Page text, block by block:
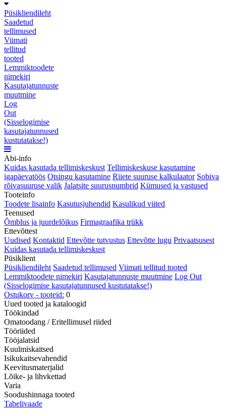
Püsikliendileht
Saadetud
tellimused
Viimati
tellitud
tooted
Lemmiktoodete
nimekiri
Kasutajatunnuste
muutmine
Log
Out
(Sisselogimise
kasutajatunnused
kustutatakse!)
Abi-info
Kuidas kasutada tellimiskeskust Tellimiskeskuse kasutamine
igapäevatöös Otsingu kasutamine Riiete suuruse kalkulaator Sobiva
rõivasuuruse valik Jalatsite suurusnumbrid Kümused ja vastused
Tooteinfo
Toodete lisainfo Kasutusjuhendid Kasulikud viited
Teenused
Õmblus ja juurdelõikus Firmagraafika trükk
Ettevõttest
Uudised Kontaktid Ettevõtte tutvustus Ettevõtte lugu Privaatsusest
Kuidas kasutada tellimiskeskust
Püsiklient
Püsikliendileht Saadetud tellimused Viimati tellitud tooted
Lemmiktoodete nimekiri Kasutajatunnuste muutmine Log Out
(Sisselogimise kasutajatunnused kustutatakse!)
Ostukorv - tooteid: 0
Uued tooted ja kataloogid
Töökindad
Omatoodang / Eritellimusel riided
Tööriided
Tööjalatsid
Kuulmiskaitsed
Isikukaitsevahendid
Keevitusmaterjalid
Lõike- ja lihvkettad
Varia
Soodushinnaga tooted
Tabelivaade